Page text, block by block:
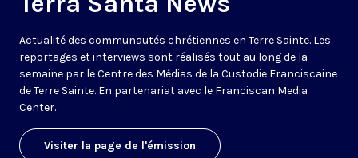
Actualité des communautés chrétiennes en Terre Sainte. Les
reportages et interviews sont réalisés tout au long de la
semaine par le Centre des Médias de la Custodie Franciscaine
de Terre Sainte. En partenariat avec le Franciscan Media
Center.
Visiter la page de l'émission